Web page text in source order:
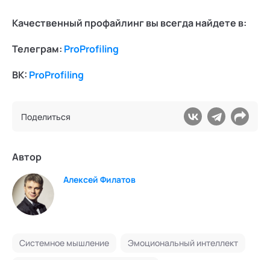
Качественный профайлинг вы всегда найдете в:
Телеграм: ProProfiling
ВК: ProProfiling
Поделиться
Автор
Алексей Филатов
Системное мышление Эмоциональный интеллект